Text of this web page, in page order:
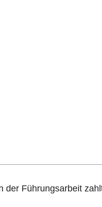
der Führungsarbeit